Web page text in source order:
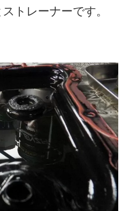
トレーナーです。